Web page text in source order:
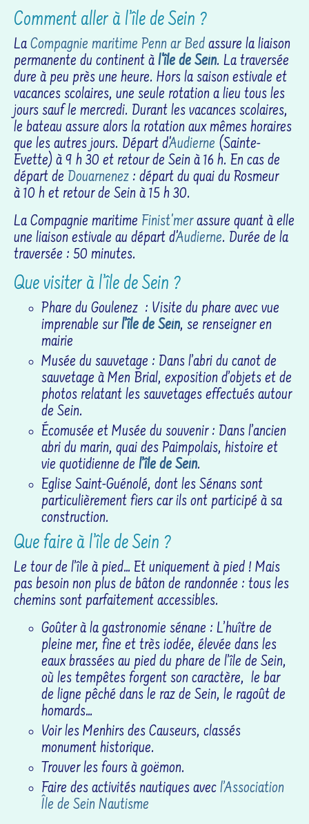
Comment aller à l’île de Sein ?
La Compagnie maritime Penn ar Bed assure la liaison
permanente du continent à l'île de Sein. La traversée
dure à peu près une heure. Hors la saison estivale et
vacances scolaires, une seule rotation a lieu tous les
jours sauf le mercredi. Durant les vacances scolaires,
le bateau assure alors la rotation aux mêmes horaires
que les autres jours. Départ d'Audierne (Sainte-
Evette) à 9 h 30 et retour de Sein à 16 h. En cas de
départ de Douarnenez : départ du quai du Rosmeur
à 10 h et retour de Sein à 15 h 30.
La Compagnie maritime Finist'merassure quant à elle
une liaison estivale au départ d'Audierne. Durée de la
traversée : 50 minutes.
Que visiter à l’île de Sein ?
Phare du Goulenez : Visite du phare avec vue
imprenable surl’île de Sein, se renseigner en
mairie
Musée du sauvetage : Dans l’abri du canot de
sauvetage à Men Brial, exposition d’objets et de
photos relatant les sauvetages effectués autour
de Sein.
Écomusée et Musée du souvenir : Dans l’ancien
abri du marin, quai des Paimpolais, histoire et
vie quotidienne de l’île de Sein.
Eglise Saint-Guénolé, dont les Sénans sont
particulièrement fiers car ils ont participé à sa
construction.
Que faire à l’île de Sein ?
Le tour de l’île à pied… Et uniquement à pied ! Mais
pas besoin non plus de bâton de randonnée : tous les
chemins sont parfaitement accessibles.
Goûter à la gastronomie sénane : L’huître de
pleine mer, fine et très iodée, élevée dans les
eaux brassées au pied du phare de l’île de Sein,
où les tempêtes forgent son caractère, le bar
de ligne pêché dans le raz de Sein, le ragoût de
homards…
Voir les Menhirs des Causeurs, classés
monument historique.
Trouver les fours à goëmon.
Faire des activités nautiques avec l’Association
Île de Sein Nautisme